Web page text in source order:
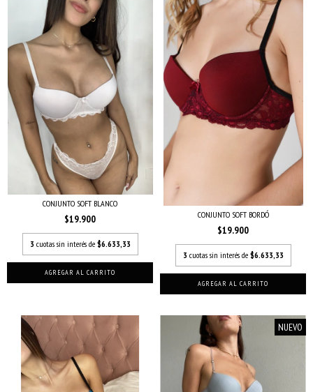
CONJUNTO SOFT BLANCO
$19.900
3 cuotas sin interés de $6.633,33
AGREGAR AL CARRITO
CONJUNTO SOFT BORDÓ
$19.900
3 cuotas sin interés de $6.633,33
AGREGAR AL CARRITO
NUEVO